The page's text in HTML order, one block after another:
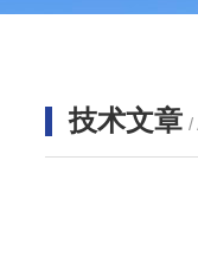
技术文章 /